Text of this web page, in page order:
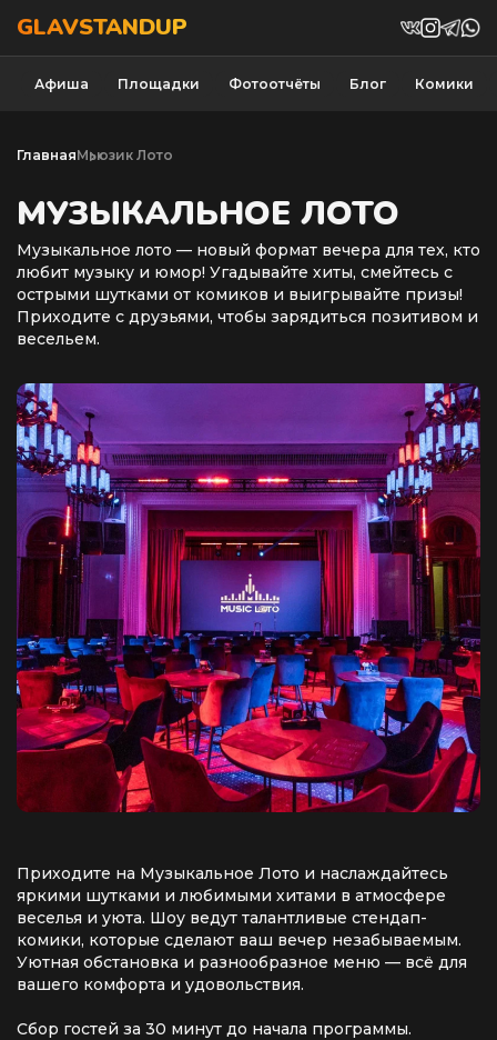
GLAVSTANDUP
Афиша Площадки Фотоотчёты Блог Комики
ГлавнаяМьюзик Лото
МУЗЫКАЛЬНОЕ ЛОТО
Музыкальное лото — новый формат вечера для тех, кто
любит музыку и юмор! Угадывайте хиты, смейтесь с
острыми шутками от комиков и выигрывайте призы!
Приходите с друзьями, чтобы зарядиться позитивом и
весельем.
Приходите на Музыкальное Лото и наслаждайтесь
яркими шутками и любимыми хитами в атмосфере
веселья и уюта. Шоу ведут талантливые стендап-
комики, которые сделают ваш вечер незабываемым.
Уютная обстановка и разнообразное меню — всё для
вашего комфорта и удовольствия.
Сбор гостей за 30 минут до начала программы.